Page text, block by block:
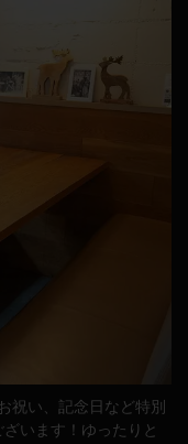
祝い、記念日など特別
います！ゆったりと